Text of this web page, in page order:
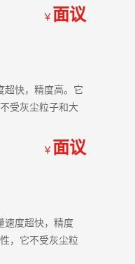
￥ 面议
超快，精度高。它
受灰尘粒子和大
￥ 面议
速度超快，精度
，它不受灰尘粒